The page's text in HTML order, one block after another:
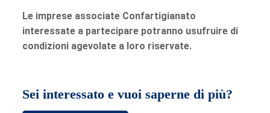
Le imprese associate Confartigianato
interessate a partecipare potranno usufruire di
condizioni agevolate a loro riservate.
Sei interessato e vuoi saperne di più?